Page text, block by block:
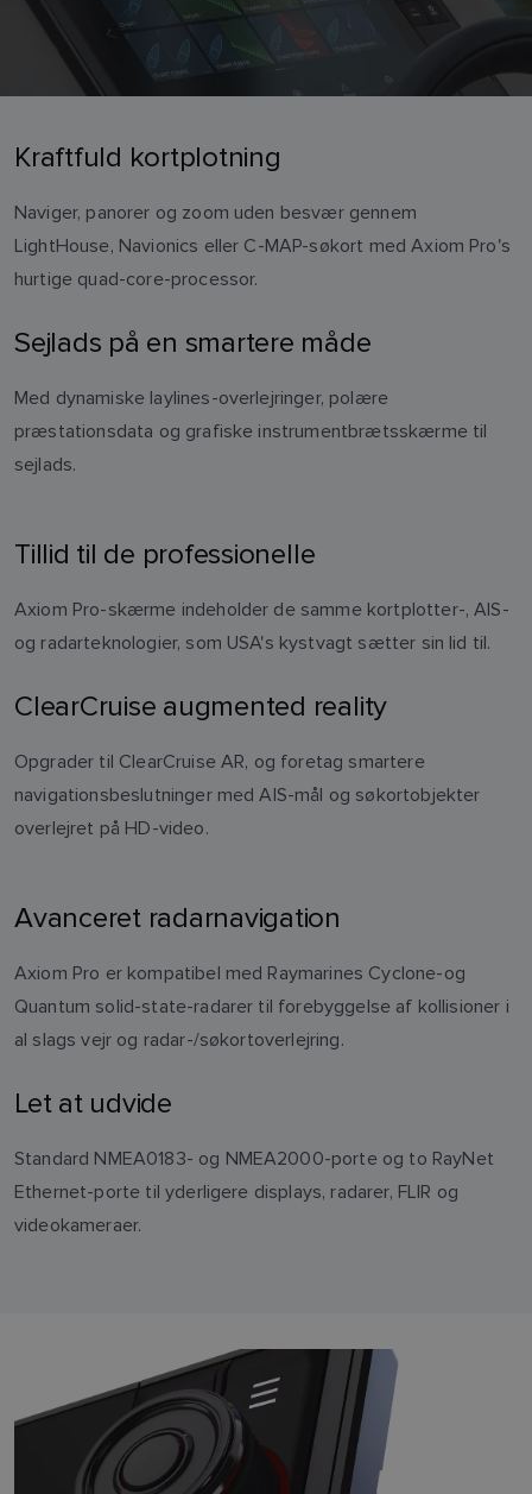
Kraftfuld kortplotning
Naviger, panorer og zoom uden besvær gennem
LightHouse, Navionics eller C-MAP-søkort med Axiom Pro's
hurtige quad-core-processor.
Sejlads på en smartere måde
Med dynamiske laylines-overlejringer, polære
præstationsdata og grafiske instrumentbrætsskærme til
sejlads.
Tillid til de professionelle
Axiom Pro-skærme indeholder de samme kortplotter-, AIS-
og radarteknologier, som USA's kystvagt sætter sin lid til.
ClearCruise augmented reality
Opgrader til ClearCruise AR, og foretag smartere
navigationsbeslutninger med AIS-mål og søkortobjekter
overlejret på HD-video.
Avanceret radarnavigation
Axiom Pro er kompatibel med Raymarines Cyclone-og
Quantum solid-state-radarer til forebyggelse af kollisioner i
al slags vejr og radar-/søkortoverlejring.
Let at udvide
Standard NMEA0183- og NMEA2000-porte og to RayNet
Ethernet-porte til yderligere displays, radarer, FLIR og
videokameraer.